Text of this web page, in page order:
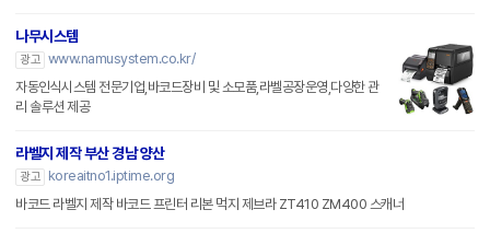
나무시스템
광고 www.namusystem.co.kr/
자동인식시스템 전문기업,바코드장비 및 소모품,라벨공장운영,다양한 관
리 솔루션 제공
라벨지 제작 부산 경남 양산
광고
koreaitno1.iptime.org
바코드 라벨지 제작 바코드 프린터 리본 먹지 제브라 ZT410 ZM400 스캐너